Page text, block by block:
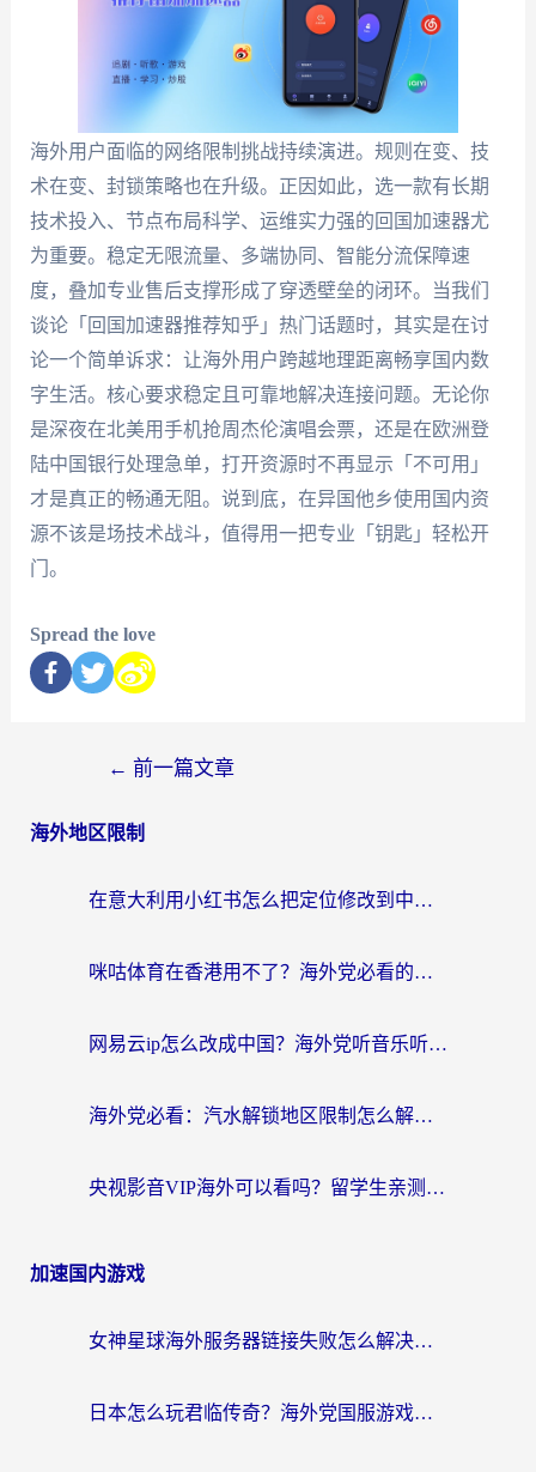
海外用户面临的网络限制挑战持续演进。规则在变、技
术在变、封锁策略也在升级。正因如此，选一款有长期
技术投入、节点布局科学、运维实力强的回国加速器尤
为重要。稳定无限流量、多端协同、智能分流保障速
度，叠加专业售后支撑形成了穿透壁垒的闭环。当我们
谈论「回国加速器推荐知乎」热门话题时，其实是在讨
论一个简单诉求：让海外用户跨越地理距离畅享国内数
字生活。核心要求稳定且可靠地解决连接问题。无论你
是深夜在北美用手机抢周杰伦演唱会票，还是在欧洲登
陆中国银行处理急单，打开资源时不再显示「不可用」
才是真正的畅通无阻。说到底，在异国他乡使用国内资
源不该是场技术战斗，值得用一把专业「钥匙」轻松开
门。
Spread the love
← 前一篇文章
海外地区限制
在意大利用小红书怎么把定位修改到中国国内？3个实用技巧+1个靠谱工具帮你搞定
咪咕体育在香港用不了？海外党必看的回国加速器选择指南（附3个真实场景解决方案）
网易云ip怎么改成中国？海外党听音乐听书的无痛解决方案
海外党必看：汽水解锁地区限制怎么解除？3招解决国内影音&生活服务难题
央视影音VIP海外可以看吗？留学生亲测有效的回国加速器选择指南
加速国内游戏
女神星球海外服务器链接失败怎么解决？海外党国服游戏加速避坑指南
日本怎么玩君临传奇？海外党国服游戏加速避坑指南（附菲律宾欧洲玩家实测）